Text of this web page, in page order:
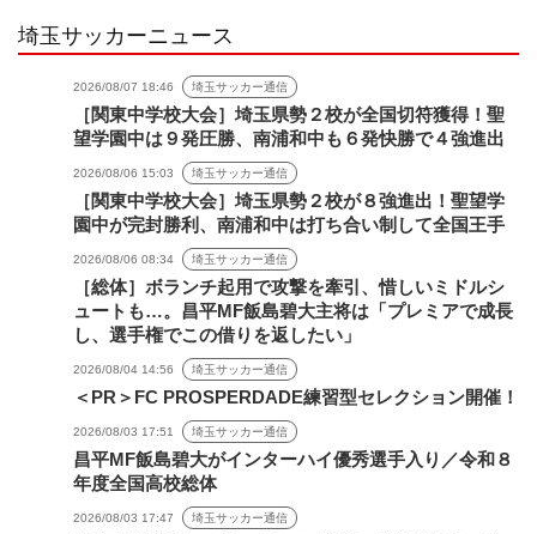
埼玉サッカーニュース
2026/08/07 18:46 埼玉サッカー通信
［関東中学校大会］埼玉県勢２校が全国切符獲得！聖
望学園中は９発圧勝、南浦和中も６発快勝で４強進出
2026/08/06 15:03 埼玉サッカー通信
［関東中学校大会］埼玉県勢２校が８強進出！聖望学
園中が完封勝利、南浦和中は打ち合い制して全国王手
2026/08/06 08:34 埼玉サッカー通信
［総体］ボランチ起用で攻撃を牽引、惜しいミドルシ
ュートも…。昌平MF飯島碧大主将は「プレミアで成長
し、選手権でこの借りを返したい」
2026/08/04 14:56 埼玉サッカー通信
＜PR＞FC PROSPERDADE練習型セレクション開催！
2026/08/03 17:51 埼玉サッカー通信
昌平MF飯島碧大がインターハイ優秀選手入り／令和８
年度全国高校総体
2026/08/03 17:47 埼玉サッカー通信